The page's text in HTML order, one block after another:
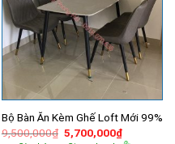
Bộ Bàn Ăn Kèm Ghế Loft Mới 99%
9,500,000₫ Giá
5,700,000₫Giá